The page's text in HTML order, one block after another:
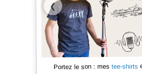
❮
Portez le son : mes tee-shirts